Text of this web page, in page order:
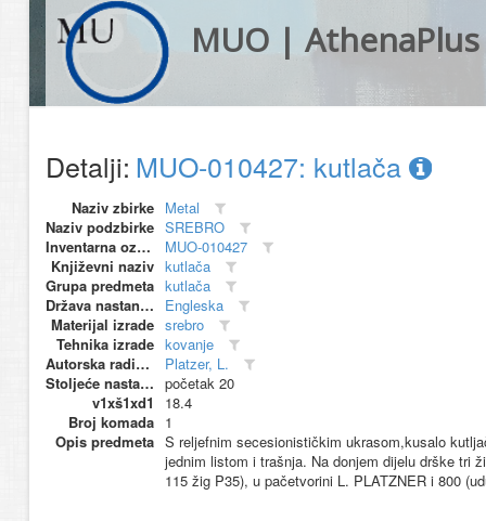
MUO | AthenaPlus
Detalji: MUO-010427: kutlača
Naziv zbirke Metal
Naziv podzbirke SREBRO
Inventarna oznaka
MUO-010427
Književni naziv kutlača
Grupa predmeta kutlača
Država nastanka
Engleska
Materijal izrade srebro
Tehnika izrade kovanje
Autorska radionica (proizvođač)
Platzer, L.
Stoljeće nastanka početak 20
v1xš1xd1
18.4
Broj komada 1
Opis predmeta S reljefnim secesionističkim ukrasom,kusalo
jednim listom i trašnja. Na donjem dijelu drške tri
115 žig P35), u pačetvorini L. PLATZNER i 800